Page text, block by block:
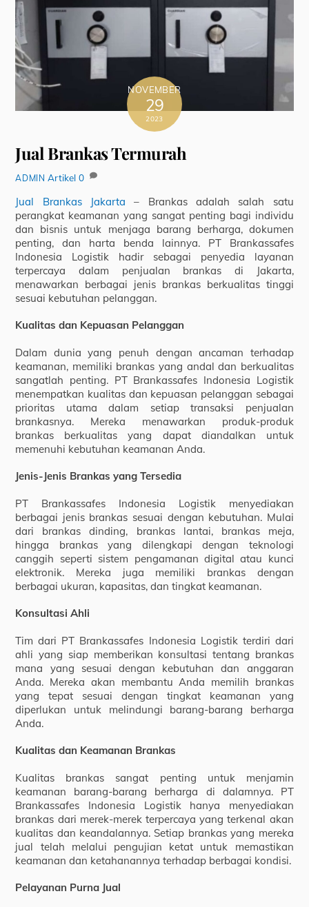
NOVEMBER
29
2023
Jual Brankas Termurah
ADMIN Artikel 0
Jual Brankas Jakarta – Brankas adalah salah satu
perangkat keamanan yang sangat penting bagi individu
dan bisnis untuk menjaga barang berharga, dokumen
penting, dan harta benda lainnya. PT Brankassafes
Indonesia Logistik hadir sebagai penyedia layanan
terpercaya dalam penjualan brankas di Jakarta,
menawarkan berbagai jenis brankas berkualitas tinggi
sesuai kebutuhan pelanggan.
Kualitas dan Kepuasan Pelanggan
Dalam dunia yang penuh dengan ancaman terhadap
keamanan, memiliki brankas yang andal dan berkualitas
sangatlah penting. PT Brankassafes Indonesia Logistik
menempatkan kualitas dan kepuasan pelanggan sebagai
prioritas utama dalam setiap transaksi penjualan
brankasnya. Mereka menawarkan produk-produk
brankas berkualitas yang dapat diandalkan untuk
memenuhi kebutuhan keamanan Anda.
Jenis-Jenis Brankas yang Tersedia
PT Brankassafes Indonesia Logistik menyediakan
berbagai jenis brankas sesuai dengan kebutuhan. Mulai
dari brankas dinding, brankas lantai, brankas meja,
hingga brankas yang dilengkapi dengan teknologi
canggih seperti sistem pengamanan digital atau kunci
elektronik. Mereka juga memiliki brankas dengan
berbagai ukuran, kapasitas, dan tingkat keamanan.
Konsultasi Ahli
Tim dari PT Brankassafes Indonesia Logistik terdiri dari
ahli yang siap memberikan konsultasi tentang brankas
mana yang sesuai dengan kebutuhan dan anggaran
Anda. Mereka akan membantu Anda memilih brankas
yang tepat sesuai dengan tingkat keamanan yang
diperlukan untuk melindungi barang-barang berharga
Anda.
Kualitas dan Keamanan Brankas
Kualitas brankas sangat penting untuk menjamin
keamanan barang-barang berharga di dalamnya. PT
Brankassafes Indonesia Logistik hanya menyediakan
brankas dari merek-merek terpercaya yang terkenal akan
kualitas dan keandalannya. Setiap brankas yang mereka
jual telah melalui pengujian ketat untuk memastikan
keamanan dan ketahanannya terhadap berbagai kondisi.
Pelayanan Purna Jual